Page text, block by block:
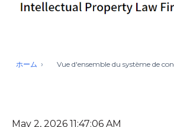
ホーム Vue d'ensemble du système de
May 2, 2026 11:47:06 AM